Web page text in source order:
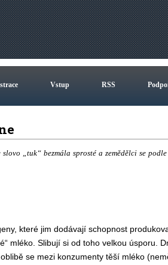
Vstup RSS
„tuk“ bezmála sprosté a zemědělci se
které jim dodávají schopnost
mléko. Slibují si od toho velkou úsporu.
se mezi konzumenty těší mléko